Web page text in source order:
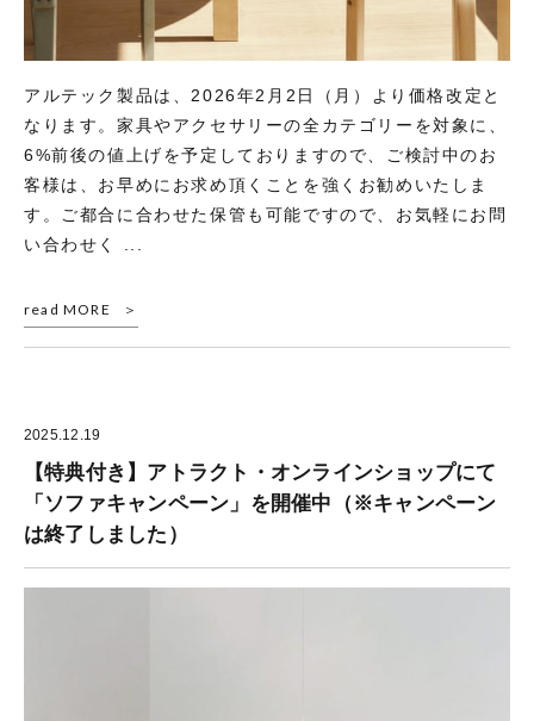
アルテック製品は、2026年2月2日（月）より価格改定と
なります。家具やアクセサリーの全カテゴリーを対象に、
6%前後の値上げを予定しておりますので、ご検討中のお
客様は、お早めにお求め頂くことを強くお勧めいたしま
す。ご都合に合わせた保管も可能ですので、お気軽にお問
い合わせく ...
read MORE
2025.12.19
【特典付き】アトラクト・オンラインショップにて
「ソファキャンペーン」を開催中（※キャンペーン
は終了しました）